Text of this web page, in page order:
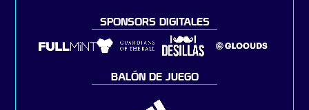
SPONSORS DIGITALES
BALÓN DE JUEGO